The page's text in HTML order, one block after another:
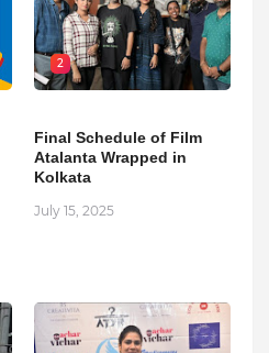
2
Final Schedule of Film
Atalanta Wrapped in
Kolkata
July 15, 2025